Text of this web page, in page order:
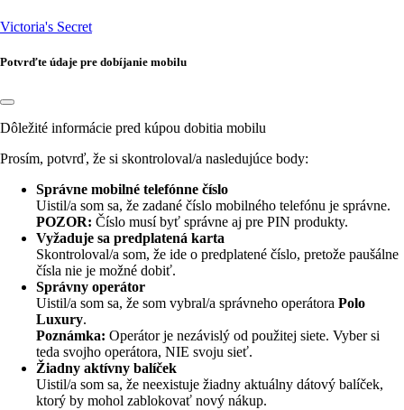
Victoria's Secret
Potvrďte údaje pre dobíjanie mobilu
Dôležité informácie pred kúpou dobitia mobilu
Prosím, potvrď, že si skontroloval/a nasledujúce body:
Správne mobilné telefónne číslo
Uistil/a som sa, že zadané číslo mobilného telefónu je správne.
POZOR: Číslo musí byť správne aj pre PIN produkty.
Vyžaduje sa predplatená karta
Skontroloval/a som, že ide o predplatené číslo, pretože paušálne
čísla nie je možné dobiť.
Správny operátor
Uistil/a som sa, že som vybral/a správneho operátora Polo
Luxury.
Poznámka: Operátor je nezávislý od použitej siete. Vyber si
teda svojho operátora, NIE svoju sieť.
Žiadny aktívny balíček
Uistil/a som sa, že neexistuje žiadny aktuálny dátový balíček,
ktorý by mohol zablokovať nový nákup.